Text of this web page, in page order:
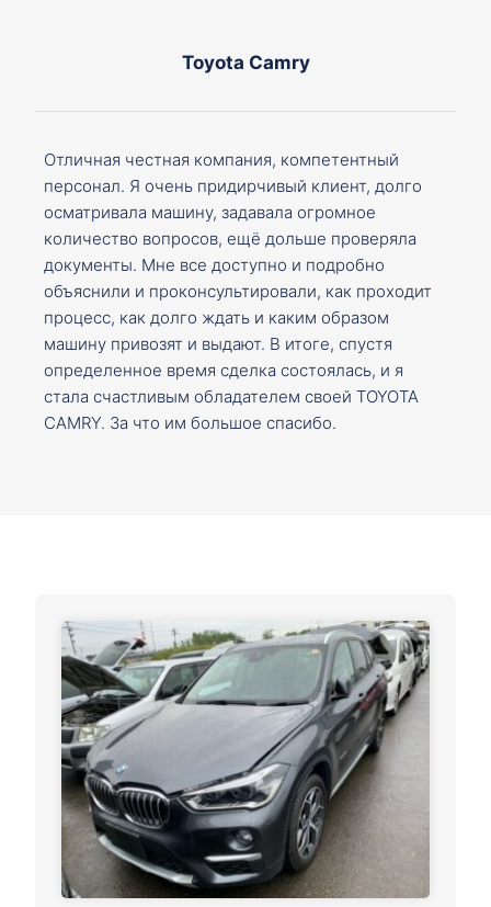
Toyota Camry
Отличная честная компания, компетентный
персонал. Я очень придирчивый клиент, долго
осматривала машину, задавала огромное
количество вопросов, ещё дольше проверяла
документы. Мне все доступно и подробно
объяснили и проконсультировали, как проходит
процесс, как долго ждать и каким образом
машину привозят и выдают. В итоге, спустя
определенное время сделка состоялась, и я
стала счастливым обладателем своей TOYOTA
CAMRY. За что им большое спасибо.